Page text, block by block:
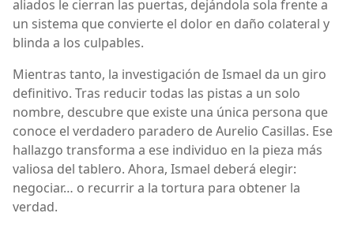
aliados le cierran las puertas, dejándola sola frente a
un sistema que convierte el dolor en daño colateral y
blinda a los culpables.
Mientras tanto, la investigación de Ismael da un giro
definitivo. Tras reducir todas las pistas a un solo
nombre, descubre que existe una única persona que
conoce el verdadero paradero de Aurelio Casillas. Ese
hallazgo transforma a ese individuo en la pieza más
valiosa del tablero. Ahora, Ismael deberá elegir:
negociar… o recurrir a la tortura para obtener la
verdad.